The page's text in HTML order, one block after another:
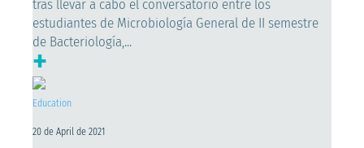
tras llevar a cabo el conversatorio entre los
estudiantes de Microbiología General de II semestre
de Bacteriología,...
+
Education
20 de April de 2021